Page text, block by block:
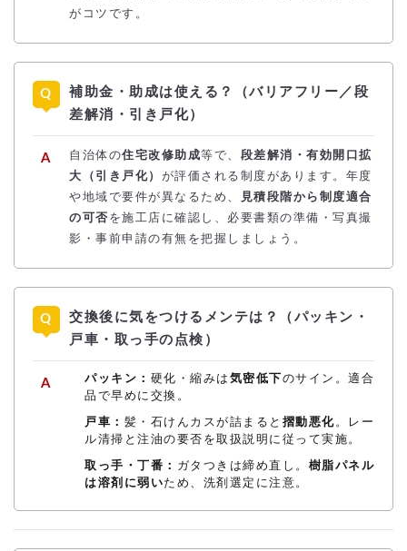
がコツです。
補助金・助成は使える？（バリアフリー／段
差解消・引き戸化）
自治体の住宅改修助成等で、 段差解消・有効開口拡
大（引き戸化） が評価される制度があります。年度
や地域で要件が異なるため、
見積段階から制度適合
の可否を施工店に確認し、必要書類の準備・写真撮
影・事前申請の有無を把握しましょう。
交換後に気をつけるメンテは？（パッキン・
戸車・取っ手の点検）
パッキン： 硬化・縮みは 気密低下のサイン。適合
品で早めに交換。
戸車： 髪・石けんカスが詰まると 摺動悪化。レー
ル清掃と注油の要否を取扱説明に従って実施。
取っ手・丁番： ガタつきは締め直し。 樹脂パネル
は溶剤に弱いため、洗剤選定に注意。